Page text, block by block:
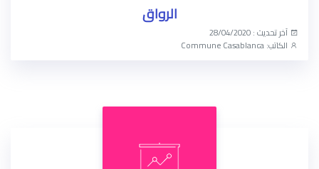
الرواق
آخر تحديث : 28/04/2020
الكاتب: Commune Casablanca